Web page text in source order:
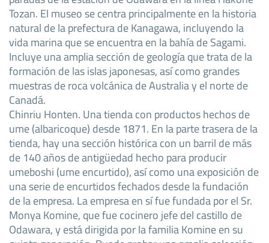
Tozan. El museo se centra principalmente en la historia
natural de la prefectura de Kanagawa, incluyendo la
vida marina que se encuentra en la bahía de Sagami.
Incluye una amplia sección de geología que trata de la
formación de las islas japonesas, así como grandes
muestras de roca volcánica de Australia y el norte de
Canadá.
Chinriu Honten. Una tienda con productos hechos de
ume (albaricoque) desde 1871. En la parte trasera de la
tienda, hay una sección histórica con un barril de más
de 140 años de antigüedad hecho para producir
umeboshi (ume encurtido), así como una exposición de
una serie de encurtidos fechados desde la fundación
de la empresa. La empresa en sí fue fundada por el Sr.
Monya Komine, que fue cocinero jefe del castillo de
Odawara, y está dirigida por la familia Komine en su